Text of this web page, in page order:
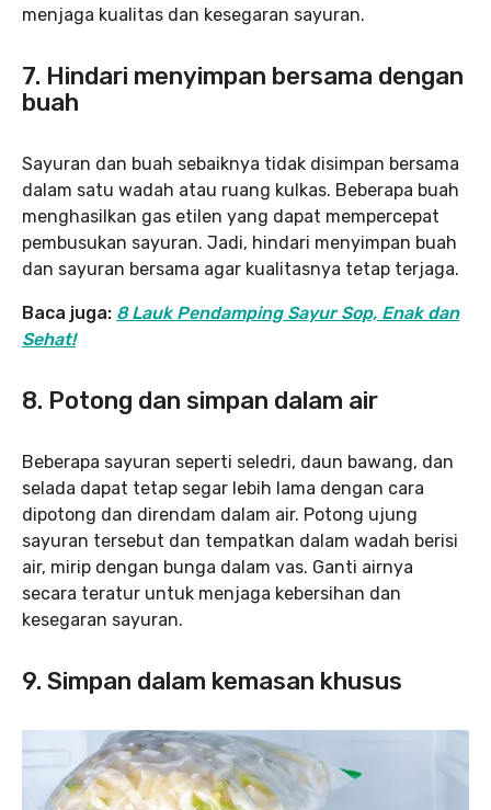
menjaga kualitas dan kesegaran sayuran.
7. Hindari menyimpan bersama dengan
buah
Sayuran dan buah sebaiknya tidak disimpan bersama
dalam satu wadah atau ruang kulkas. Beberapa buah
menghasilkan gas etilen yang dapat mempercepat
pembusukan sayuran. Jadi, hindari menyimpan buah
dan sayuran bersama agar kualitasnya tetap terjaga.
Baca juga: 8 Lauk Pendamping Sayur Sop, Enak dan
Sehat!
8. Potong dan simpan dalam air
Beberapa sayuran seperti seledri, daun bawang, dan
selada dapat tetap segar lebih lama dengan cara
dipotong dan direndam dalam air. Potong ujung
sayuran tersebut dan tempatkan dalam wadah berisi
air, mirip dengan bunga dalam vas. Ganti airnya
secara teratur untuk menjaga kebersihan dan
kesegaran sayuran.
9. Simpan dalam kemasan khusus